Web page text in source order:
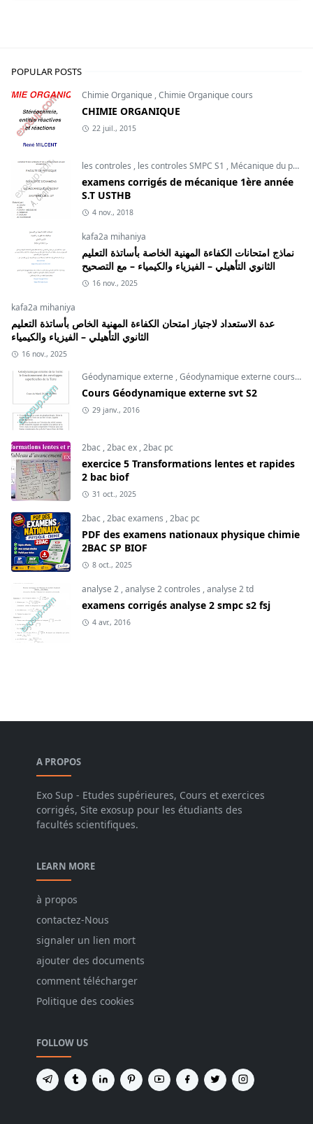
POPULAR POSTS
Chimie Organique ,Chimie Organique cours
CHIMIE ORGANIQUE
22 juil., 2015
les controles , les controles SMPC S1 , Mécanique du point
examens corrigés de mécanique 1ère année
S.T USTHB
4 nov., 2018
kafa2a mihaniya
نماذج امتحانات الكفاءة المهنية الخاصة بأساتذة التعليم
الثانوي التأهيلي – الفيزياء والكيمياء – مع التصحيح
16 nov., 2025
kafa2a mihaniya
عدة الاستعداد لاجتياز امتحان الكفاءة المهنية الخاص بأساتذة التعليم
الثانوي التأهيلي – الفيزياء والكيمياء
16 nov., 2025
Géodynamique externe ,Géodynamique externe cours ,
Cours Géodynamique externe svt S2
29 janv., 2016
2bac ,2bac ex ,2bac pc
exercice 5 Transformations lentes et rapides
2 bac biof
31 oct., 2025
2bac ,2bac examens ,2bac pc
PDF des examens nationaux physique chimie
2BAC SP BIOF
8 oct., 2025
analyse 2 ,analyse 2 controles ,analyse 2 td
examens corrigés analyse 2 smpc s2 fsj
4 avr., 2016
A PROPOS
Exo Sup - Etudes supérieures, Cours et exercices
corrigés, Site exosup pour les étudiants des
facultés scientifiques.
LEARN MORE
à propos
contactez-Nous
signaler un lien mort
ajouter des documents
comment télécharger
Politique des cookies
FOLLOW US